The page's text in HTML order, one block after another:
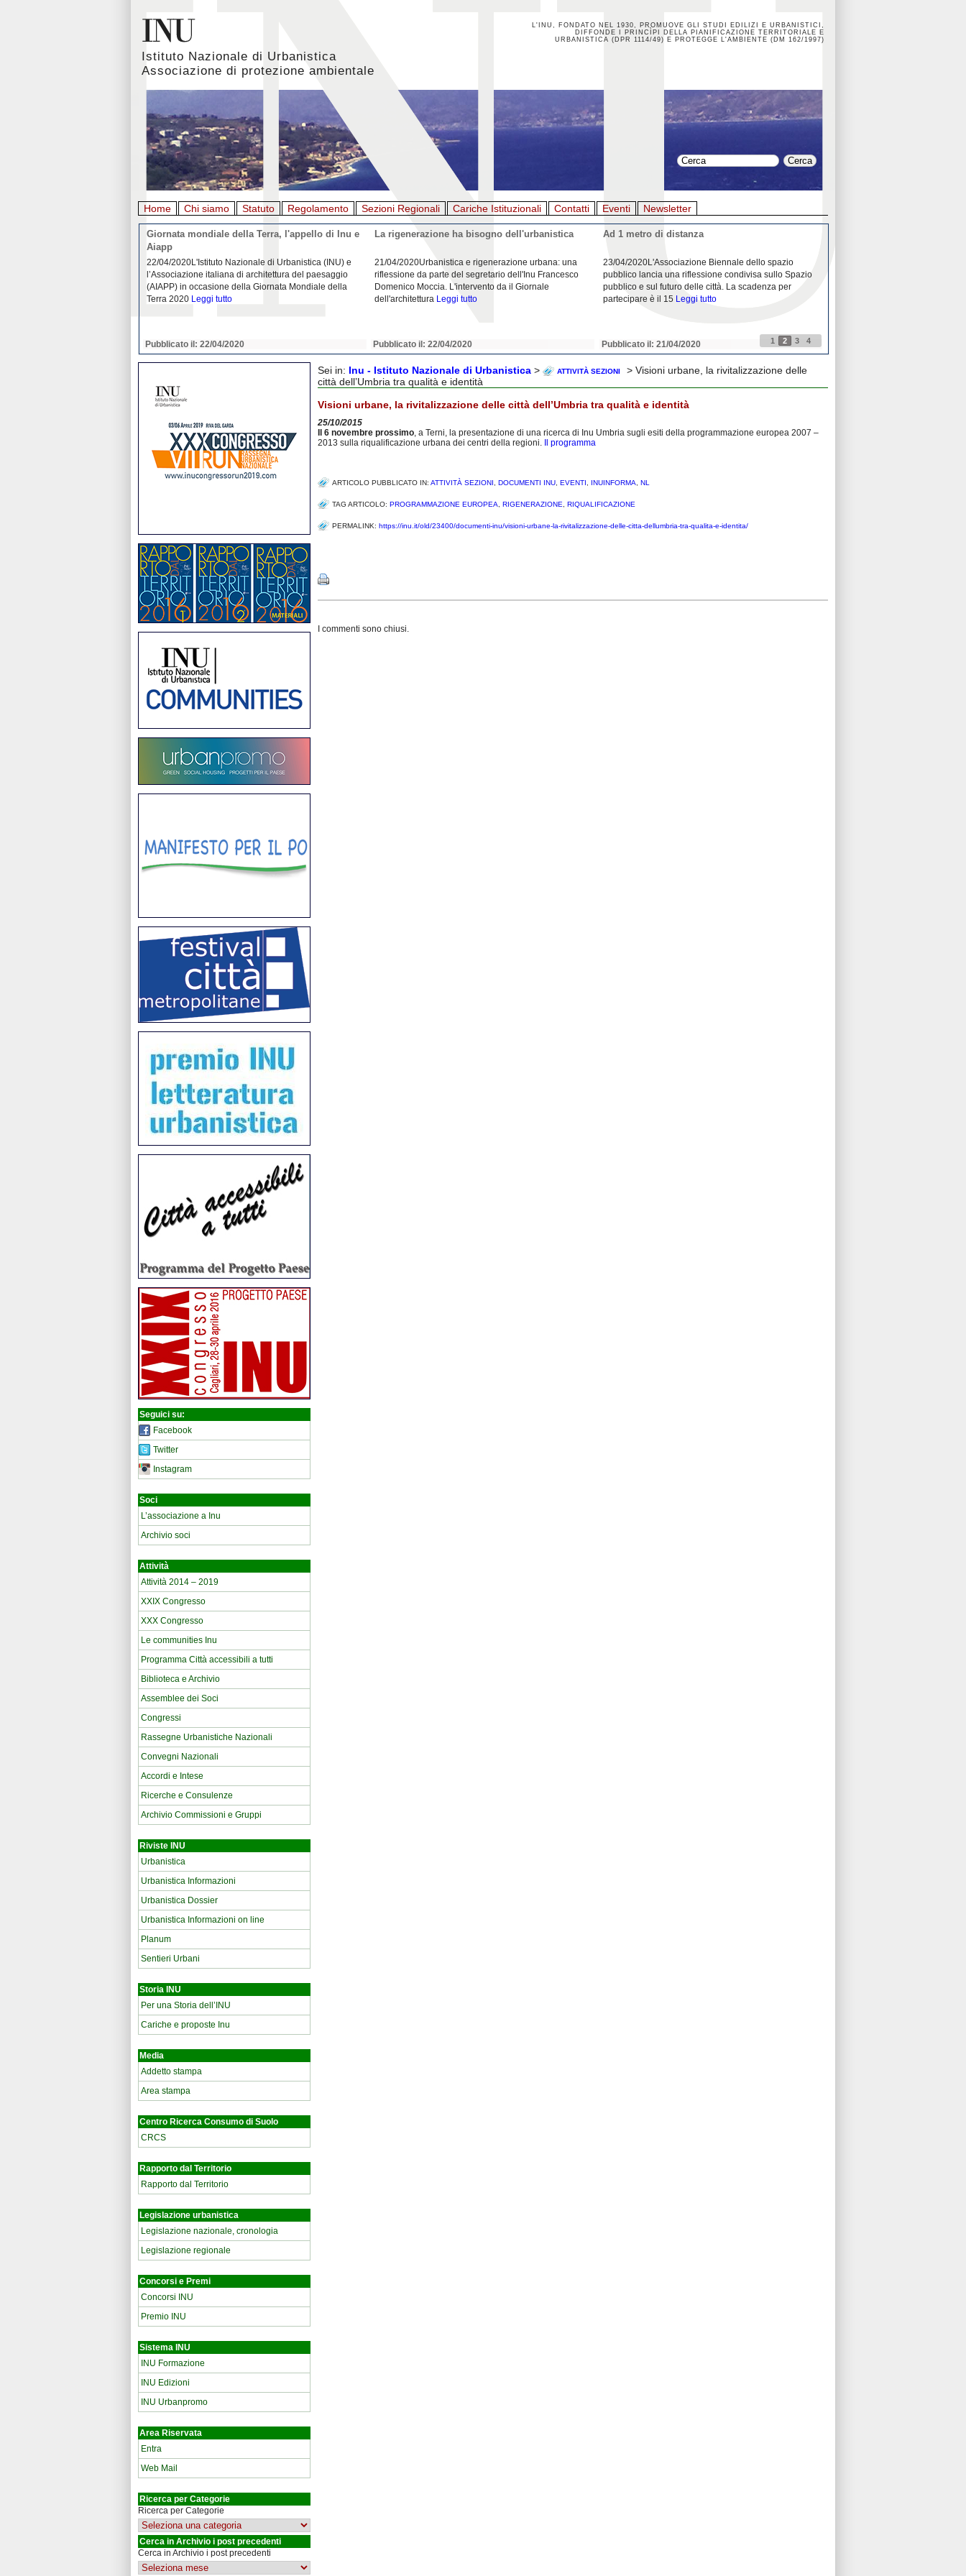
Istituto Nazionale di Urbanistica
Associazione di protezione ambientale
L'INU, FONDATO NEL 1930, PROMUOVE GLI STUDI EDILIZI E URBANISTICI,
DIFFONDE I PRINCÌPI DELLA PIANIFICAZIONE TERRITORIALE E
URBANISTICA (DPR 1114/49) E PROTEGGE L'AMBIENTE (DM 162/1997)
Home Chi siamo Statuto Regolamento Sezioni Regionali Cariche Istituzionali Contatti Eventi Newsletter
Giornata mondiale della Terra, l'appello di Inu e
Aiapp
22/04/2020L'Istituto Nazionale di Urbanistica (INU) e
l’Associazione italiana di architettura del paesaggio
(AIAPP) in occasione della Giornata Mondiale della
Terra 2020 Leggi tutto
Pubblicato il: 22/04/2020
La rigenerazione ha bisogno dell'urbanistica
21/04/2020Urbanistica e rigenerazione urbana: una
riflessione da parte del segretario dell'Inu Francesco
Domenico Moccia. L'intervento da il Giornale
dell'architettura Leggi tutto
Pubblicato il: 22/04/2020
Ad 1 metro di distanza
23/04/2020L'Associazione Biennale dello spazio
pubblico lancia una riflessione condivisa sullo Spazio
pubblico e sul futuro delle città. La scadenza per
partecipare è il 15 Leggi tutto
Pubblicato il: 21/04/2020 1 2 3 4
Seguici su:
Facebook
Twitter
Instagram
Soci
L’associazione a Inu
Archivio soci
Attività
Attività 2014 – 2019
XXIX Congresso
XXX Congresso
Le communities Inu
Programma Città accessibili a tutti
Biblioteca e Archivio
Assemblee dei Soci
Congressi
Rassegne Urbanistiche Nazionali
Convegni Nazionali
Accordi e Intese
Ricerche e Consulenze
Archivio Commissioni e Gruppi
Riviste INU
Urbanistica
Urbanistica Informazioni
Urbanistica Dossier
Urbanistica Informazioni on line
Planum
Sentieri Urbani
Storia INU
Per una Storia dell’INU
Cariche e proposte Inu
Media
Addetto stampa
Area stampa
Centro Ricerca Consumo di Suolo
CRCS
Rapporto dal Territorio
Rapporto dal Territorio
Legislazione urbanistica
Legislazione nazionale, cronologia
Legislazione regionale
Concorsi e Premi
Concorsi INU
Premio INU
Sistema INU
INU Formazione
INU Edizioni
INU Urbanpromo
Area Riservata
Entra
Web Mail
Ricerca per Categorie
Ricerca per Categorie
Cerca in Archivio i post precedenti
Cerca in Archivio i post precedenti
Sei in: Inu - Istituto Nazionale di Urbanistica > ATTIVITÀ SEZIONI
> Visioni urbane, la rivitalizzazione delle
città dell’Umbria tra qualità e identità
Visioni urbane, la rivitalizzazione delle città dell’Umbria tra qualità e identità
25/10/2015
Il 6 novembre prossimo, a Terni, la presentazione di una ricerca di Inu Umbria sugli esiti della programmazione europea 2007 –
2013 sulla riqualificazione urbana dei centri della regioni.
Il programma
ARTICOLO PUBBLICATO IN: ATTIVITÀ SEZIONI DOCUMENTI INU EVENTI INUINFORMA NL
TAG ARTICOLO: PROGRAMMAZIONE EUROPEA RIGENERAZIONE RIQUALIFICAZIONE
PERMALINK: https://inu.it/old/23400/documenti-inu/visioni-urbane-la-rivitalizzazione-delle-citta-dellumbria-tra-qualita-e-identita/
I commenti sono chiusi.